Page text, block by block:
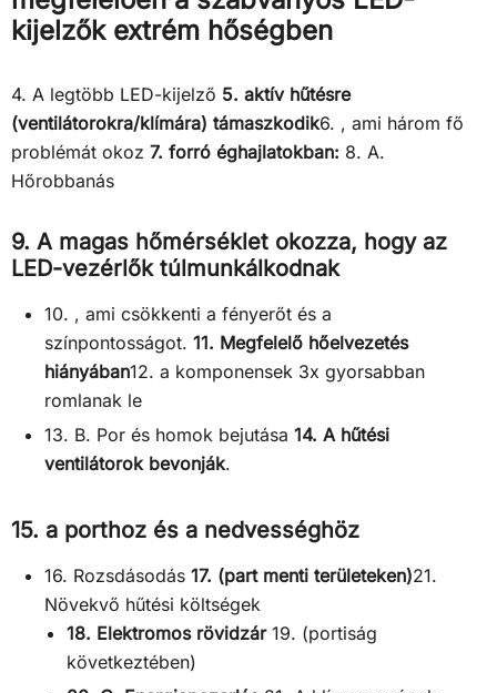
kijelzők extrém hőségben
4. A legtöbb LED-kijelző 5. aktív hűtésre
(ventilátorokra/klímára) támaszkodik6. , ami három fő
problémát okoz 7. forró éghajlatokban: 8. A.
Hőrobbanás
9. A magas hőmérséklet okozza, hogy az
LED-vezérlők túlmunkálkodnak
10. , ami csökkenti a fényerőt és a
színpontosságot. 11. Megfelelő hőelvezetés
hiányában12. a komponensek 3x gyorsabban
romlanak le
13. B. Por és homok bejutása 14. A hűtési
ventilátorok bevonják.
15. a porthoz és a nedvességhöz
16. Rozsdásodás 17. (part menti területeken)21.
Növekvő hűtési költségek
18. Elektromos rövidzár19. (portiság
következtében)